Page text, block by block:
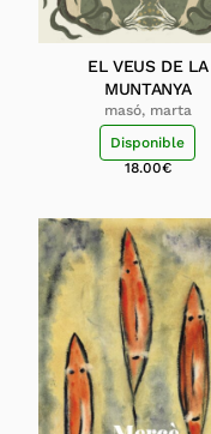
EL VEUS DE LA
MUNTANYA
masó, marta
Disponible
18.00€